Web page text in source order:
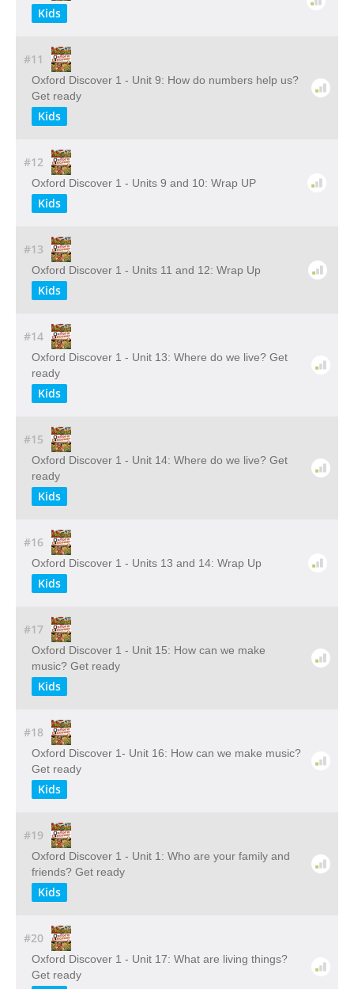
Kids
#11
Oxford Discover 1 - Unit 9: How do numbers help us?
Get ready
Kids
#12
Oxford Discover 1 - Units 9 and 10: Wrap UP
Kids
#13
Oxford Discover 1 - Units 11 and 12: Wrap Up
Kids
#14
Oxford Discover 1 - Unit 13: Where do we live? Get
ready
Kids
#15
Oxford Discover 1 - Unit 14: Where do we live? Get
ready
Kids
#16
Oxford Discover 1 - Units 13 and 14: Wrap Up
Kids
#17
Oxford Discover 1 - Unit 15: How can we make
music? Get ready
Kids
#18
Oxford Discover 1- Unit 16: How can we make music?
Get ready
Kids
#19
Oxford Discover 1 - Unit 1: Who are your family and
friends? Get ready
Kids
#20
Oxford Discover 1 - Unit 17: What are living things?
Get ready